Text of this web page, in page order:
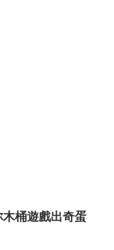
桶遊戲出奇蛋